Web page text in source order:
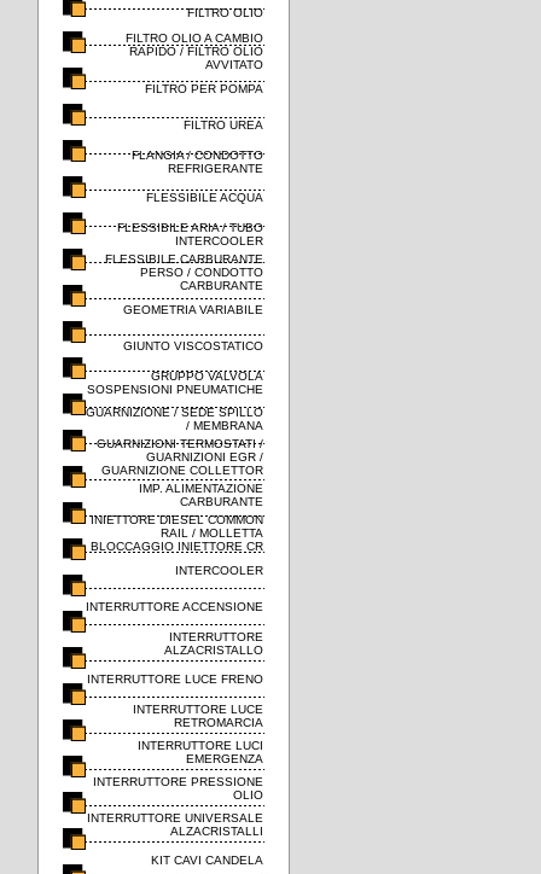
FILTRO OLIO
FILTRO OLIO A CAMBIO
RAPIDO / FILTRO OLIO
AVVITATO
FILTRO PER POMPA
FILTRO UREA
FLANGIA / CONDOTTO
REFRIGERANTE
FLESSIBILE ACQUA
FLESSIBILE ARIA / TUBO
INTERCOOLER
FLESSIBILE CARBURANTE
PERSO / CONDOTTO
CARBURANTE
GEOMETRIA VARIABILE
GIUNTO VISCOSTATICO
GRUPPO VALVOLA
SOSPENSIONI PNEUMATICHE
GUARNIZIONE / SEDE SPILLO
/ MEMBRANA
GUARNIZIONI TERMOSTATI /
GUARNIZIONI EGR /
GUARNIZIONE COLLETTOR
IMP. ALIMENTAZIONE
CARBURANTE
INIETTORE DIESEL COMMON
RAIL / MOLLETTA
BLOCCAGGIO INIETTORE CR
INTERCOOLER
INTERRUTTORE ACCENSIONE
INTERRUTTORE
ALZACRISTALLO
INTERRUTTORE LUCE FRENO
INTERRUTTORE LUCE
RETROMARCIA
INTERRUTTORE LUCI
EMERGENZA
INTERRUTTORE PRESSIONE
OLIO
INTERRUTTORE UNIVERSALE
ALZACRISTALLI
KIT CAVI CANDELA